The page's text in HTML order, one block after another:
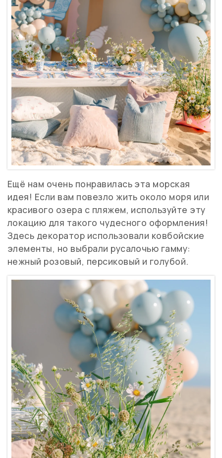
Ещё нам очень понравилась эта морская
идея! Если вам повезло жить около моря или
красивого озера с пляжем, используйте эту
локацию для такого чудесного оформления!
Здесь декоратор использовали ковбойские
элементы, но выбрали русалочью гамму:
нежный розовый, персиковый и голубой.